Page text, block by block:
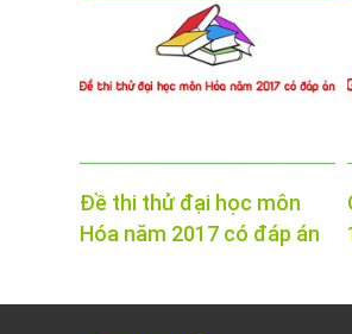
Đề thi thử đại học môn
Hóa năm 2017 có đáp án